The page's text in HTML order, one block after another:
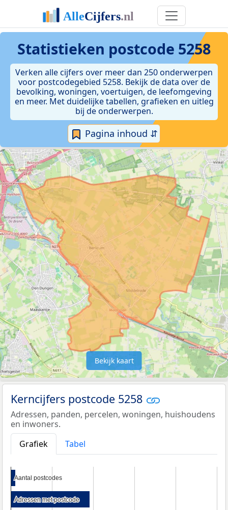
Statistieken postcode 5258
Verken alle cijfers over meer dan 250 onderwerpen
voor postcodegebied 5258. Bekijk de data over de
bevolking, woningen, voertuigen, de leefomgeving
en meer. Met duidelijke tabellen, grafieken en uitleg
bij de onderwerpen.
Pagina inhoud ⇵
Bekijk kaart
Kerncijfers postcode 5258
Adressen, panden, percelen, woningen, huishoudens
en inwoners.
Grafiek
Tabel
Aantal postcodes
Aantal postcodes
Adressen met postcode
Adressen met postcode